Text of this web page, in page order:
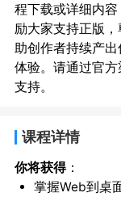
程下载或详细内
励大家支持正版
助创作者持续产
体验。请通过官
支持。
课程详情
你将获得：
掌握Web到桌